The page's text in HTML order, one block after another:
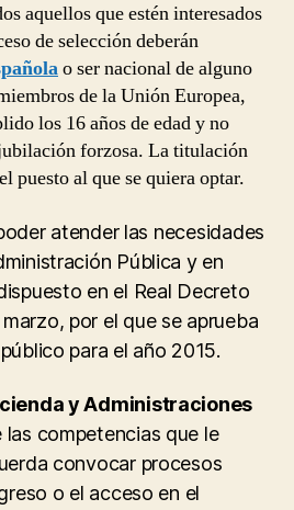
aquellos que estén interesados
de selección deberán
o ser nacional de alguno
de la Unión Europea,
los 16 años de edad y no
forzosa. La titulación
puesto al que se quiera optar.
atender las necesidades
Pública y en
en el Real Decreto
por el que se aprueba
para el año 2015.
y Administraciones
las competencias que le
convocar procesos
o el acceso en el